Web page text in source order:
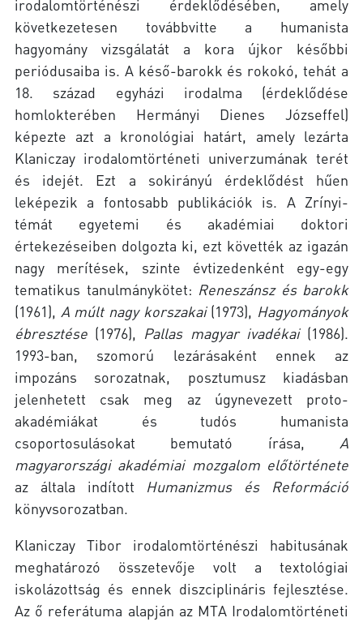
irodalomtörténészi érdeklődésében, amely
következetesen továbbvitte a humanista
hagyomány vizsgálatát a kora újkor későbbi
periódusaiba is. A késő-barokk és rokokó, tehát a
18. század egyházi irodalma (érdeklődése
homlokterében Hermányi Dienes Józseffel)
képezte azt a kronológiai határt, amely lezárta
Klaniczay irodalomtörténeti univerzumának terét
és idejét. Ezt a sokirányú érdeklődést hűen
leképezik a fontosabb publikációk is. A Zrínyi-
témát egyetemi és akadémiai doktori
értekezéseiben dolgozta ki, ezt követték az igazán
nagy merítések, szinte évtizedenként egy-egy
tematikus tanulmánykötet: Reneszánsz és barokk
(1961), A múlt nagy korszakai(1973), Hagyományok
ébresztése (1976), Pallas magyar ivadékai(1986).
1993-ban, szomorú lezárásaként ennek az
impozáns sorozatnak, posztumusz kiadásban
jelenhetett csak meg az úgynevezett proto-
akadémiákat és tudós humanista
csoportosulásokat bemutató írása, A
magyarországi akadémiai mozgalom előtörténete
az általa indított Humanizmus és Reformáció
könyvsorozatban.
Klaniczay Tibor irodalomtörténészi habitusának
meghatározó összetevője volt a textológiai
iskolázottság és ennek diszciplináris fejlesztése.
Az ő referátuma alapján az MTA Irodalomtörténeti